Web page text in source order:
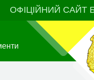
ОФІЦІЙНИЙ САЙТ